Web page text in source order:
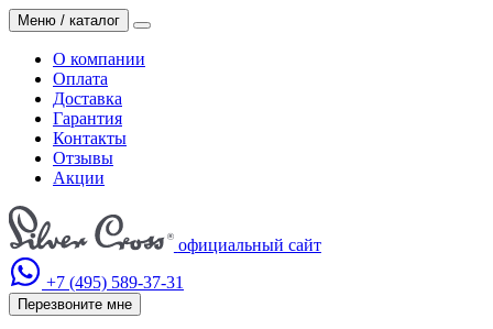
Меню / каталог
О компании
Оплата
Доставка
Гарантия
Контакты
Отзывы
Акции
официальный сайт
+7 (495) 589-37-31
Перезвоните мне